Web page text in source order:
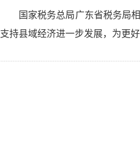
国家税务总局广东省税务局
支持县域经济进一步发展，为更